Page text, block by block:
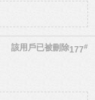
177#
該用戶已被刪除